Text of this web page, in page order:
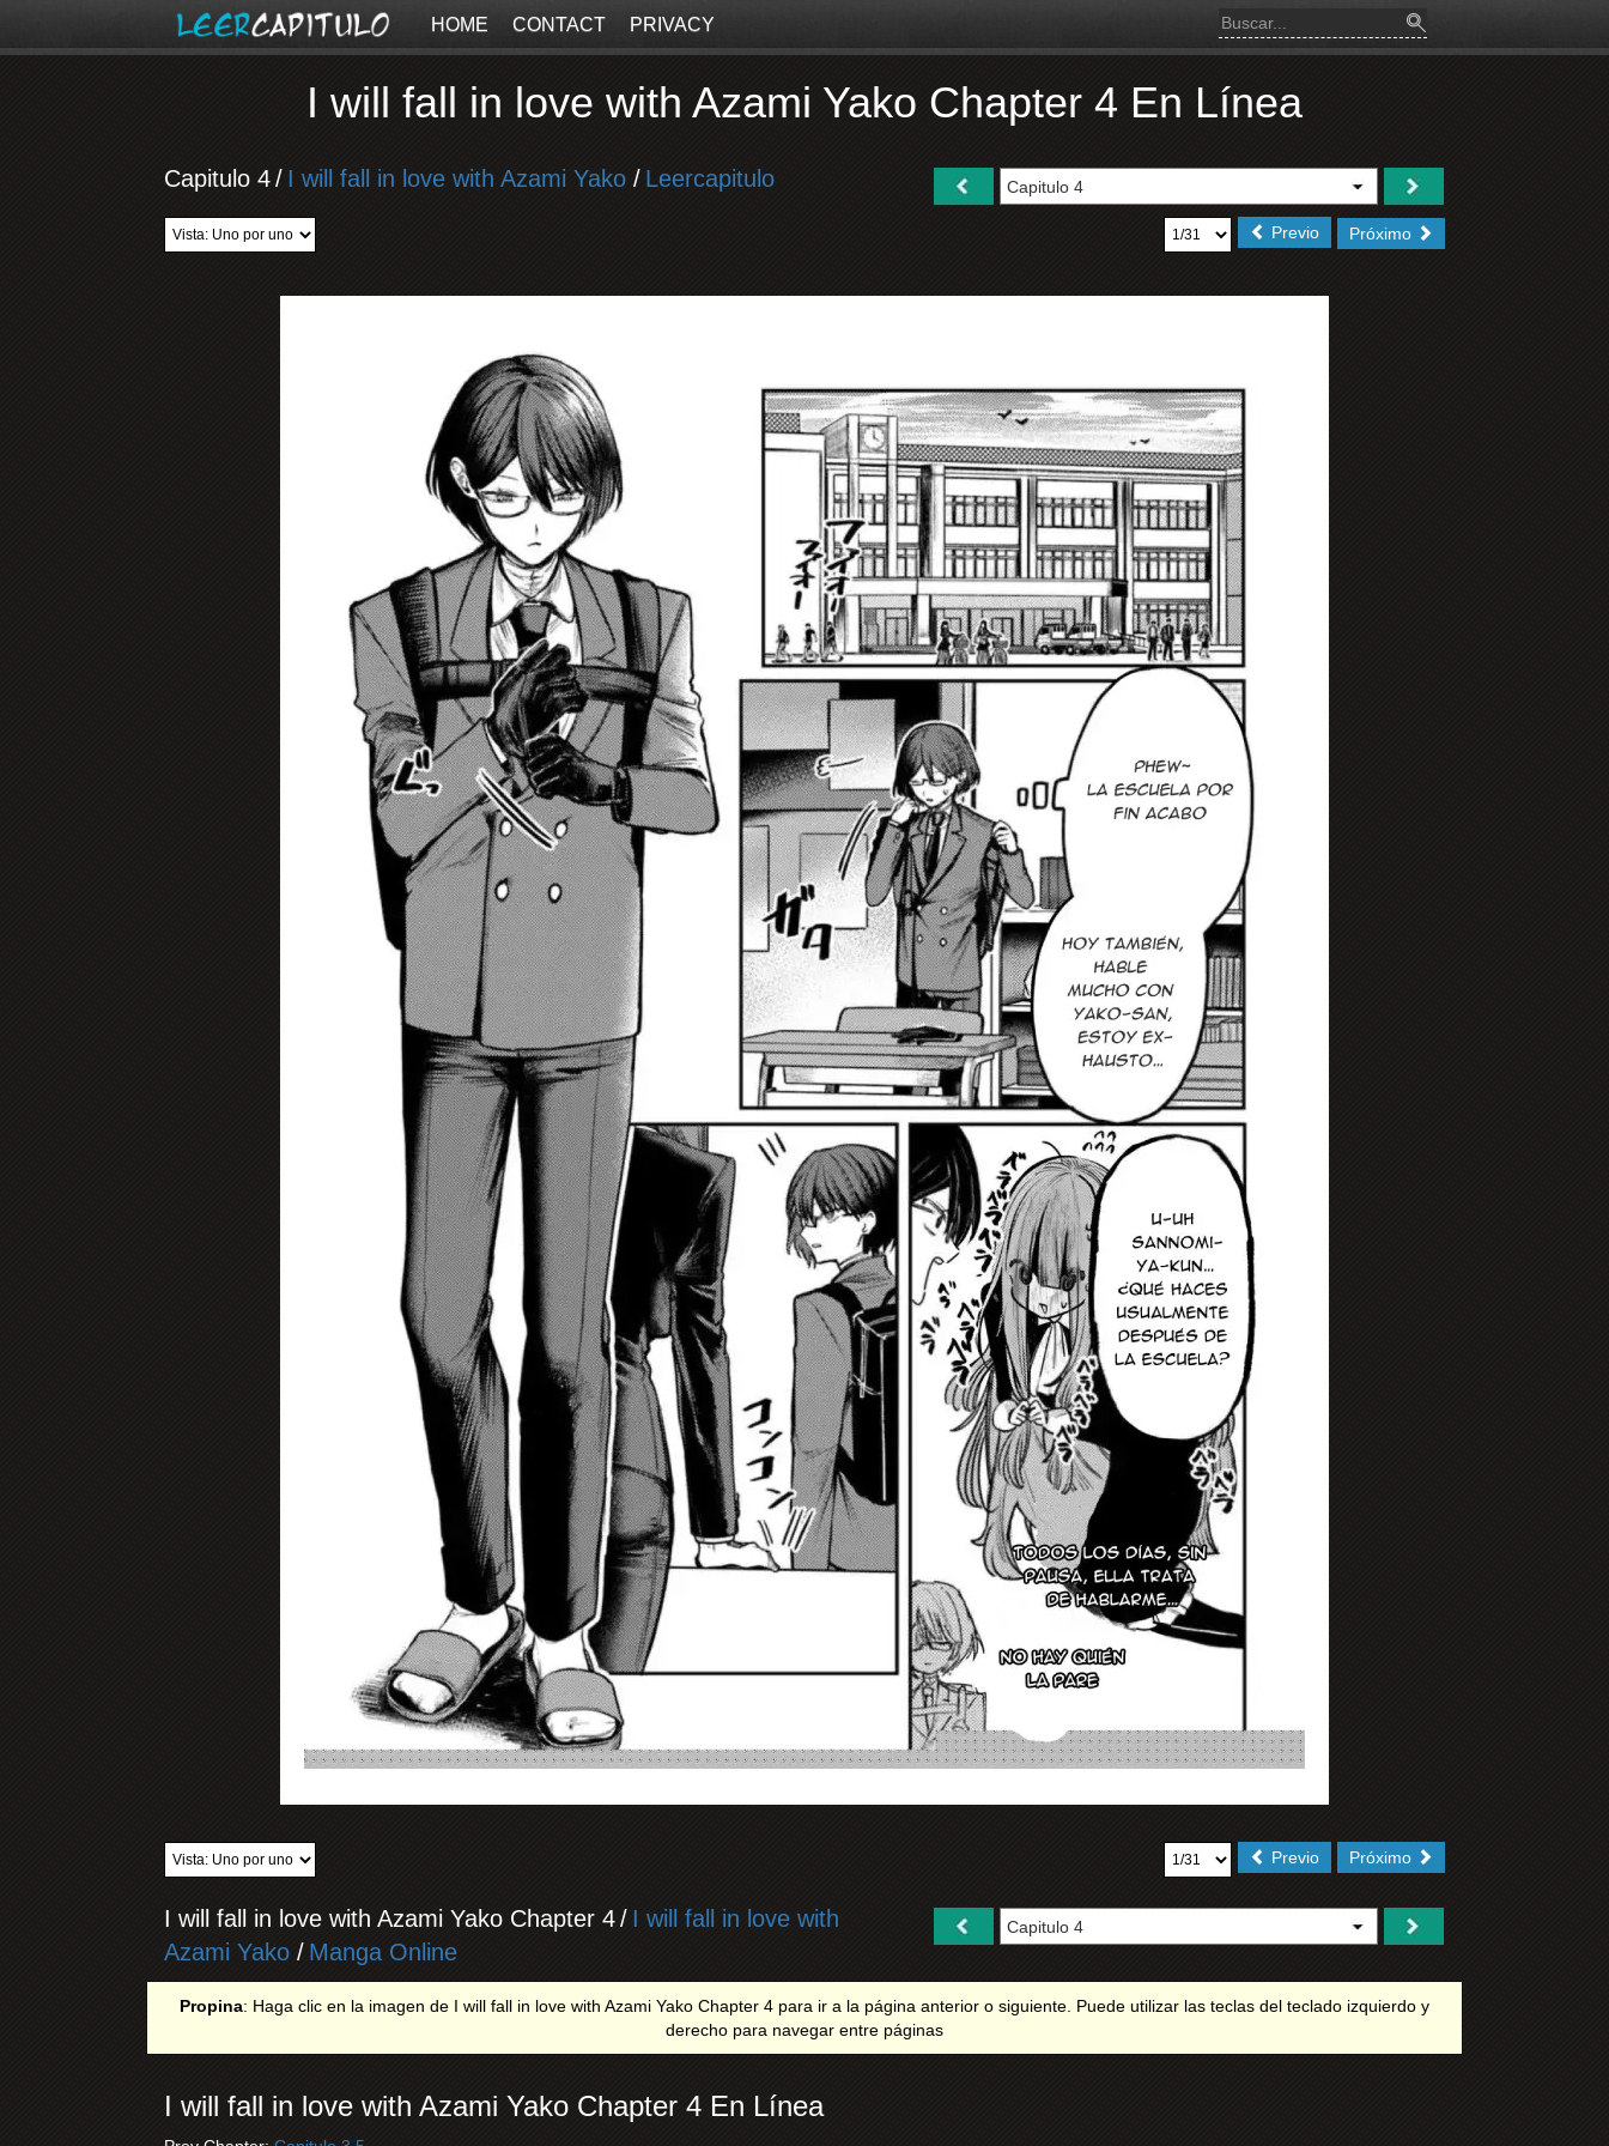
HOME CONTACT PRIVACY
I will fall in love with Azami Yako Chapter 4 En Línea
Capitulo 4/ I will fall in love with Azami Yako / Leercapitulo
Próximo
Previo
Próximo
Previo
I will fall in love with Azami Yako Chapter 4/ I will fall in love with
Azami Yako / Manga Online
Propina: Haga clic en la imagen de I will fall in love with Azami Yako Chapter 4 para ir a la página anterior o siguiente. Puede utilizar las teclas del teclado izquierdo y
derecho para navegar entre páginas
I will fall in love with Azami Yako Chapter 4 En Línea